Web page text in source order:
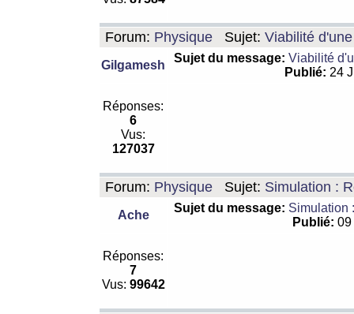
Forum: Physique Sujet: Viabilité
Gilgamesh
Sujet du message: Viabilité
Publié: 24
Réponses:
6
Vus:
127037
Forum: Physique Sujet: Simulation :
Ache
Sujet du message: Simulation
Publié:
Réponses:
7
Vus: 99642